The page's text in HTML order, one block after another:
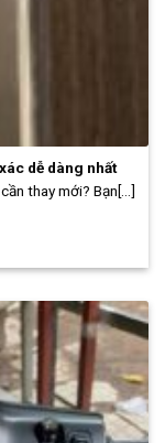
dễ dàng nhất
thay mới? Bạn[...]